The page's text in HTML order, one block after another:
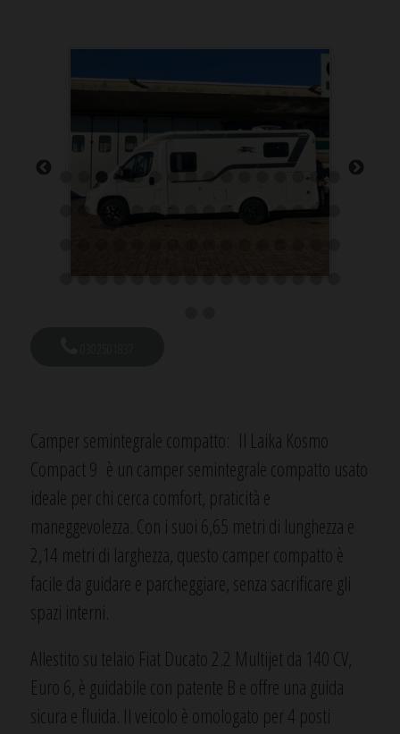
Camper semintegrale compatto: Il Laika Kosmo
Compact 9 è un camper semintegrale compatto usato
ideale per chi cerca comfort, praticità e
maneggevolezza. Con i suoi 6,65 metri di lunghezza e
2,14 metri di larghezza, questo camper compatto è
facile da guidare e parcheggiare, senza sacrificare gli
spazi interni.
Allestito su telaio Fiat Ducato 2.2 Multijet da 140 CV,
Euro 6, è guidabile con patente B e offre una guida
sicura e fluida. Il veicolo è omologato per 4 posti